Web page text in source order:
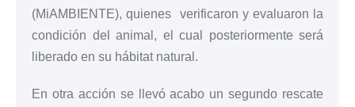
(MiAMBIENTE), quienes verificaron y evaluaron la
condición del animal, el cual posteriormente será
liberado en su hábitat natural.
En otra acción se llevó acabo un segundo rescate